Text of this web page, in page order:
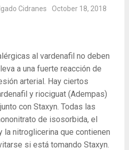
Cidranes October 18, 2018
al vardenafil no deben
a una fuerte reacción de
arterial. Hay ciertos
y riociguat (Adempas)
con Staxyn. Todas las
de isosorbida, el
nitroglicerina que contienen
si está tomando Staxyn.